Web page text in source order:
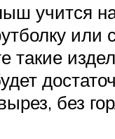
учится
или
такие
без